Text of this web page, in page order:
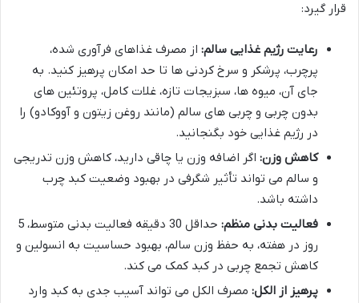
قرار گیرد:
رعایت رژیم غذایی سالم: از مصرف غذاهای فرآوری شده،
پرچرب، پرشکر و سرخ کردنی ها تا حد امکان پرهیز کنید. به
جای آن، میوه ها، سبزیجات تازه، غلات کامل، پروتئین های
بدون چربی و چربی های سالم (مانند روغن زیتون و آووکادو) را
در رژیم غذایی خود بگنجانید.
کاهش وزن: اگر اضافه وزن یا چاقی دارید، کاهش وزن تدریجی
و سالم می تواند تأثیر شگرفی در بهبود وضعیت کبد چرب
داشته باشد.
فعالیت بدنی منظم:
حداقل 30 دقیقه فعالیت بدنی متوسط، 5
روز در هفته، به حفظ وزن سالم، بهبود حساسیت به انسولین و
کاهش تجمع چربی در کبد کمک می کند.
پرهیز از الکل: مصرف الکل می تواند آسیب جدی به کبد وارد